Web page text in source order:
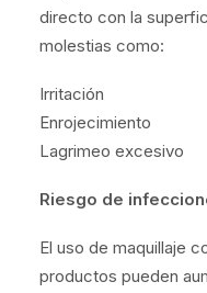
directo con la
molestias como:
Irritación
Enrojecimiento
Lagrimeo excesivo
Riesgo de
El uso de maquillaje
productos pueden